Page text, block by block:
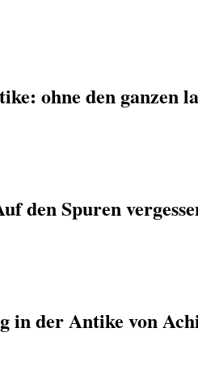
ohne den ganzen
den Spuren
in der Antike von